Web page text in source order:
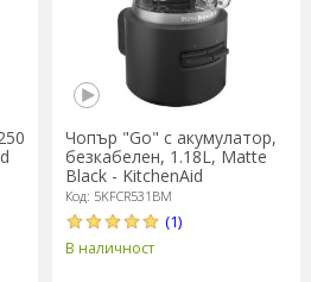
Чопър "Go" с акумулатор,
безкабелен, 1.18L, Matte
Black - KitchenAid
Код: 5KFCR531BM
(1)
В наличност